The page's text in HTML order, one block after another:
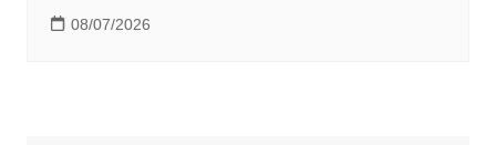
08/07/2026